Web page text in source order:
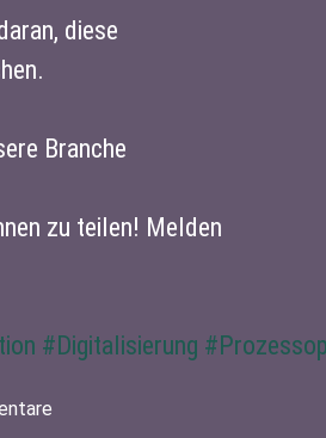
diese
Branche
zu teilen! Melden
#Digitalisierung